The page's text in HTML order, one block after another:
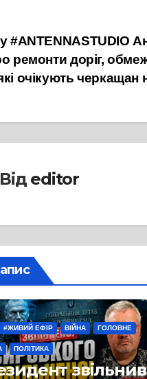
#ANTENNASTUDIO
ремонти доріг,
очікують черкащан
Від editor
#ЖИВИЙ ЕФІР ВІЙНА ГОЛОВНЕ
ПОЛІТИКА
звільнив